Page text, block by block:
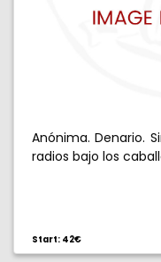
Anónima. Denario.
radios bajo los
Start: 42€